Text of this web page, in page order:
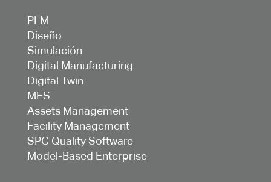
PLM
Diseño
Simulación
Digital Manufacturing
Digital Twin
MES
Assets Management
Facility Management
SPC Quality Software
Model-Based Enterprise